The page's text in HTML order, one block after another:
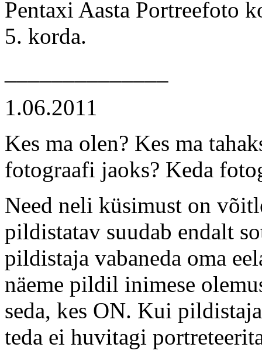
Pentaxi Aasta Portreefoto
5. korda.
1.06.2011
Kes ma olen? Kes ma
fotograafi jaoks? Keda
Need neli küsimust on
pildistatav suudab endalt
pildistaja vabaneda oma
näeme pildil inimese
seda, kes ON. Kui
teda ei huvitagi